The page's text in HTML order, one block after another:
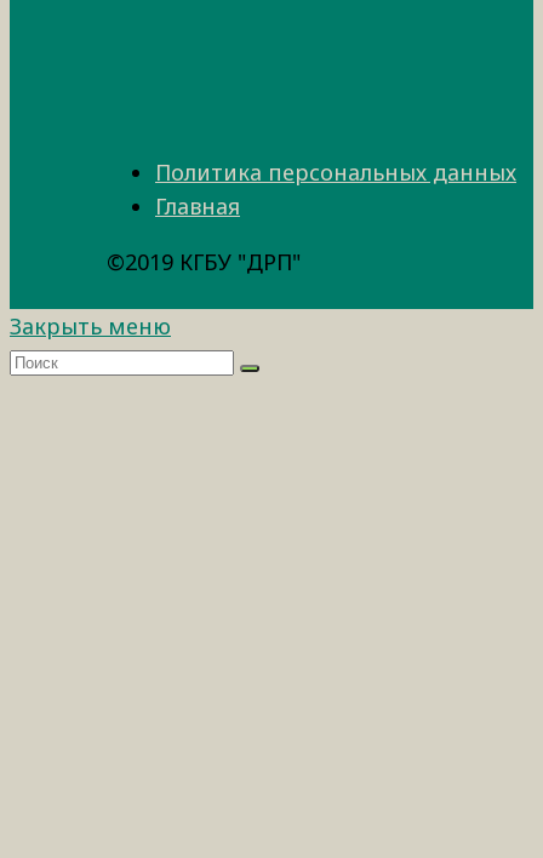
Политика персональных данных
Главная
©2019 КГБУ "ДРП"
Закрыть меню